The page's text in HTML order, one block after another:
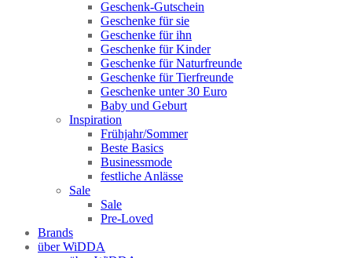
Geschenk-Gutschein
Geschenke für sie
Geschenke für ihn
Geschenke für Kinder
Geschenke für Naturfreunde
Geschenke für Tierfreunde
Geschenke unter 30 Euro
Baby und Geburt
Inspiration
Frühjahr/Sommer
Beste Basics
Businessmode
festliche Anlässe
Sale
Sale
Pre-Loved
Brands
über WiDDA